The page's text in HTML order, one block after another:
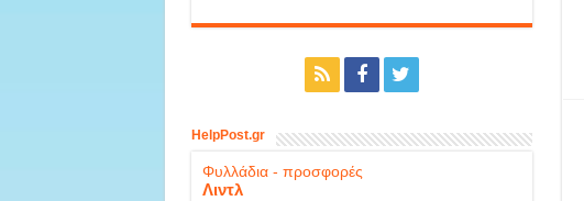
HelpPost.gr
Φυλλάδια - προσφορές
Λιντλ